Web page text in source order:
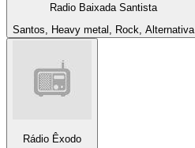
Radio Baixada Santista
Santos, Heavy metal, Rock, Alternativa
Rádio Êxodo